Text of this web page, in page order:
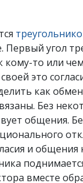
угол
то или
это
как
Без
общения.
и
вместе